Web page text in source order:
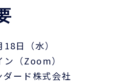
18日（水）
（Zoom）
ード株式会社